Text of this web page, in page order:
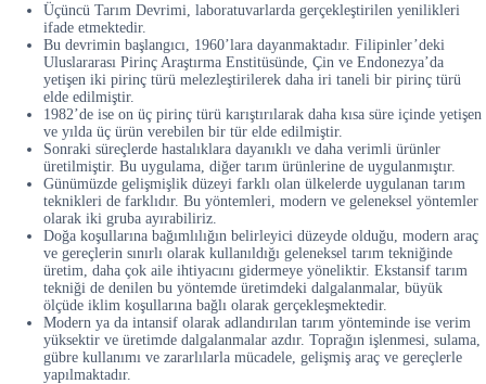
Üçüncü Tarım Devrimi, laboratuvarlarda gerçekleştirilen yenilikleri
ifade etmektedir.
Bu devrimin başlangıcı, 1960’lara dayanmaktadır. Filipinler’deki
Uluslararası Pirinç Araştırma Enstitüsünde, Çin ve Endonezya’da
yetişen iki pirinç türü melezleştirilerek daha iri taneli bir pirinç türü
elde edilmiştir.
1982’de ise on üç pirinç türü karıştırılarak daha kısa süre içinde yetişen
ve yılda üç ürün verebilen bir tür elde edilmiştir.
Sonraki süreçlerde hastalıklara dayanıklı ve daha verimli ürünler
üretilmiştir. Bu uygulama, diğer tarım ürünlerine de uygulanmıştır.
Günümüzde gelişmişlik düzeyi farklı olan ülkelerde uygulanan tarım
teknikleri de farklıdır. Bu yöntemleri, modern ve geleneksel yöntemler
olarak iki gruba ayırabiliriz.
Doğa koşullarına bağımlılığın belirleyici düzeyde olduğu, modern araç
ve gereçlerin sınırlı olarak kullanıldığı geleneksel tarım tekniğinde
üretim, daha çok aile ihtiyacını gidermeye yöneliktir. Ekstansif tarım
tekniği de denilen bu yöntemde üretimdeki dalgalanmalar, büyük
ölçüde iklim koşullarına bağlı olarak gerçekleşmektedir.
Modern ya da intansif olarak adlandırılan tarım yönteminde ise verim
yüksektir ve üretimde dalgalanmalar azdır. Toprağın işlenmesi, sulama,
gübre kullanımı ve zararlılarla mücadele, gelişmiş araç ve gereçlerle
yapılmaktadır.